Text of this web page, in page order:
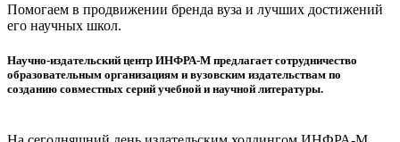
Помогаем в продвижении бренда вуза и лучших достижений
его научных школ.
Научно-издательский центр ИНФРА-М предлагает сотрудничество
образовательным организациям и вузовским издательствам по
созданию совместных серий учебной и научной литературы.